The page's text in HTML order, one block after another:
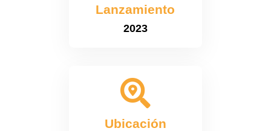
Lanzamiento
2023

Ubicación